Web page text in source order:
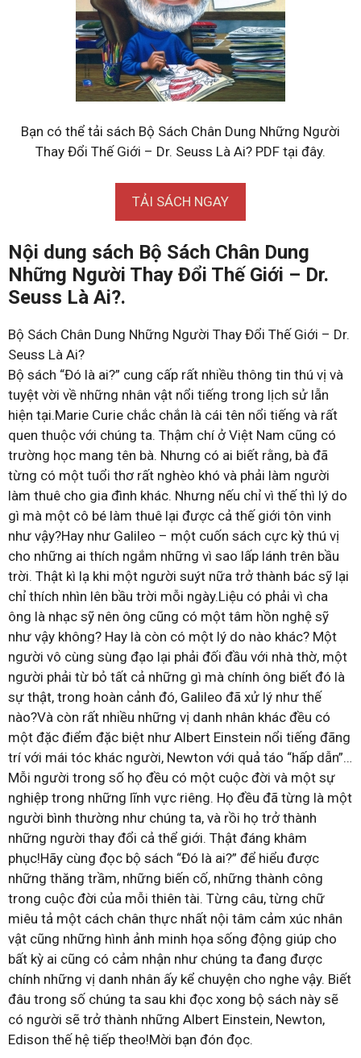
Bạn có thể tải sách Bộ Sách Chân Dung Những Người
Thay Đổi Thế Giới – Dr. Seuss Là Ai? PDF tại đây.
TẢI SÁCH NGAY
Nội dung sách Bộ Sách Chân Dung
Những Người Thay Đổi Thế Giới – Dr.
Seuss Là Ai?.
Bộ Sách Chân Dung Những Người Thay Đổi Thế Giới – Dr.
Seuss Là Ai?
Bộ sách “Đó là ai?” cung cấp rất nhiều thông tin thú vị và
tuyệt vời về những nhân vật nổi tiếng trong lịch sử lẫn
hiện tại.Marie Curie chắc chắn là cái tên nổi tiếng và rất
quen thuộc với chúng ta. Thậm chí ở Việt Nam cũng có
trường học mang tên bà. Nhưng có ai biết rằng, bà đã
từng có một tuổi thơ rất nghèo khó và phải làm người
làm thuê cho gia đình khác. Nhưng nếu chỉ vì thế thì lý do
gì mà một cô bé làm thuê lại được cả thế giới tôn vinh
như vậy?Hay như Galileo – một cuốn sách cực kỳ thú vị
cho những ai thích ngắm những vì sao lấp lánh trên bầu
trời. Thật kì lạ khi một người suýt nữa trở thành bác sỹ lại
chỉ thích nhìn lên bầu trời mỗi ngày.Liệu có phải vì cha
ông là nhạc sỹ nên ông cũng có một tâm hồn nghệ sỹ
như vậy không? Hay là còn có một lý do nào khác? Một
người vô cùng sùng đạo lại phải đối đầu với nhà thờ, một
người phải từ bỏ tất cả những gì mà chính ông biết đó là
sự thật, trong hoàn cảnh đó, Galileo đã xử lý như thế
nào?Và còn rất nhiều những vị danh nhân khác đều có
một đặc điểm đặc biệt như Albert Einstein nổi tiếng đãng
trí với mái tóc khác người, Newton với quả táo “hấp dẫn”…
Mỗi người trong số họ đều có một cuộc đời và một sự
nghiệp trong những lĩnh vực riêng. Họ đều đã từng là một
người bình thường như chúng ta, và rồi họ trở thành
những người thay đổi cả thể giới. Thật đáng khâm
phục!Hãy cùng đọc bộ sách “Đó là ai?” để hiểu được
những thăng trầm, những biến cố, những thành công
trong cuộc đời của mỗi thiên tài. Từng câu, từng chữ
miêu tả một cách chân thực nhất nội tâm cảm xúc nhân
vật cũng những hình ảnh minh họa sống động giúp cho
bất kỳ ai cũng có cảm nhận như chúng ta đang được
chính những vị danh nhân ấy kể chuyện cho nghe vậy. Biết
đâu trong số chúng ta sau khi đọc xong bộ sách này sẽ
có người sẽ trở thành những Albert Einstein, Newton,
Edison thế hệ tiếp theo!Mời bạn đón đọc.